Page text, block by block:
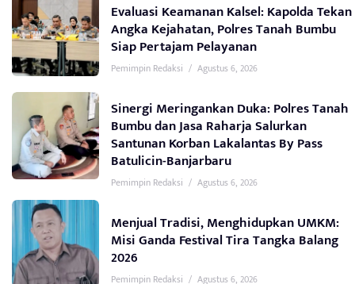
Evaluasi Keamanan Kalsel: Kapolda Tekan
Angka Kejahatan, Polres Tanah Bumbu
Siap Pertajam Pelayanan
Pemimpin Redaksi / Agustus 6, 2026
Sinergi Meringankan Duka: Polres Tanah
Bumbu dan Jasa Raharja Salurkan
Santunan Korban Lakalantas By Pass
Batulicin-Banjarbaru
Pemimpin Redaksi / Agustus 6, 2026
Menjual Tradisi, Menghidupkan UMKM:
Misi Ganda Festival Tira Tangka Balang
2026
Pemimpin Redaksi / Agustus 6, 2026